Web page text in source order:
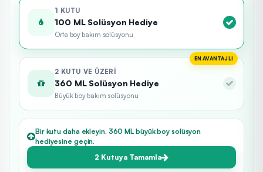
1 KUTU
100 ML Solüsyon Hediye
Orta boy bakım solüsyonu
EN AVANTAJLI
2 KUTU VE ÜZERI
360 ML Solüsyon Hediye
Büyük boy bakım solüsyonu
Bir kutu daha ekleyin, 360 ML büyük boy solüsyon
hediyesine geçin.
2 Kutuya Tamamla